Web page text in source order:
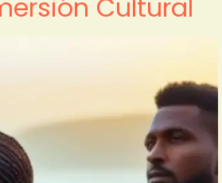
Cultural